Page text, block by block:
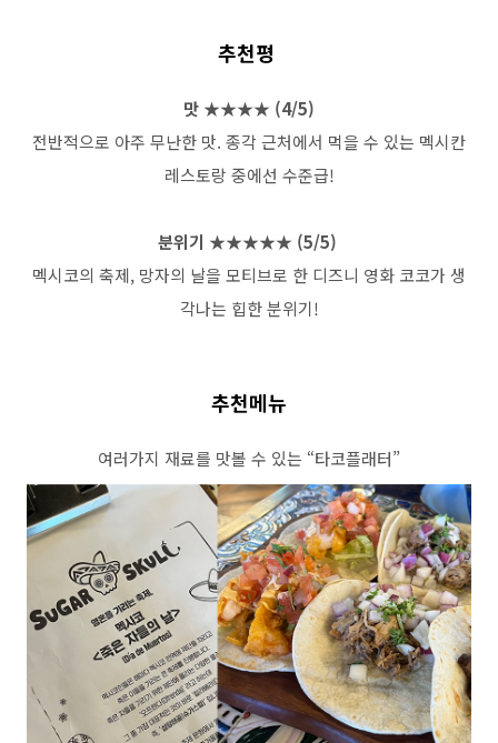
추천평
맛 ★★★★ (4/5)
전반적으로 아주 무난한 맛. 종각근처에서 먹을 수 있는 멕시칸
레스토랑 중에선 수준급!
분위기 ★★★★★ (5/5)
멕시코의 축제, 망자의 날을 모티브로 한 디즈니 영화 코코가생
각나는 힙한 분위기!
추천메뉴
여러가지 재료를 맛볼 수 있는 “타코플래터”